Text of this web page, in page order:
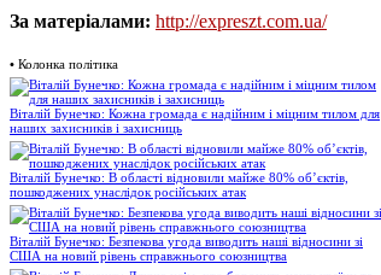
За матеріалами: http://expreszt.com.ua/
• Колонка політика
Віталій Бунечко: Кожна громада є надійним і міцним тилом для
наших захисників і захисниць
Віталій Бунечко: В області відновили майже 80% об’єктів,
пошкоджених унаслідок російських атак
Віталій Бунечко: Безпекова угода виводить наші відносини зі
США на новий рівень справжнього союзництва